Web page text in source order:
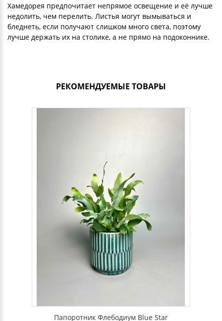
Хамедорея предпочитает непрямое освещение и её лучше
недолить, чем перелить. Листья могут вымываться и
бледнеть, если получают слишком много света, поэтому
лучше держать их на столике, а не прямо на подоконнике.
РЕКОМЕНДУЕМЫЕ ТОВАРЫ
Папоротник Флебодиум Blue Star